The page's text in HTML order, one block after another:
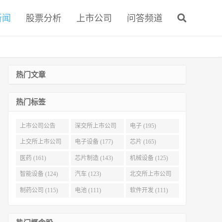
股票分析 上市公司 问答频道
热门文章
热门标签
上市公司公告
(321)
深交所上市公司
(215)
电子 (195)
上交所上市公司
(186)
电子设备 (177) 芯片 (165)
医药 (161) 芯片制造 (143) 机械设备 (125)
智能设备 (124) 汽车 (123) 北交所上市公司
(116)
制药公司 (115) 电池 (111) 软件开发 (111)